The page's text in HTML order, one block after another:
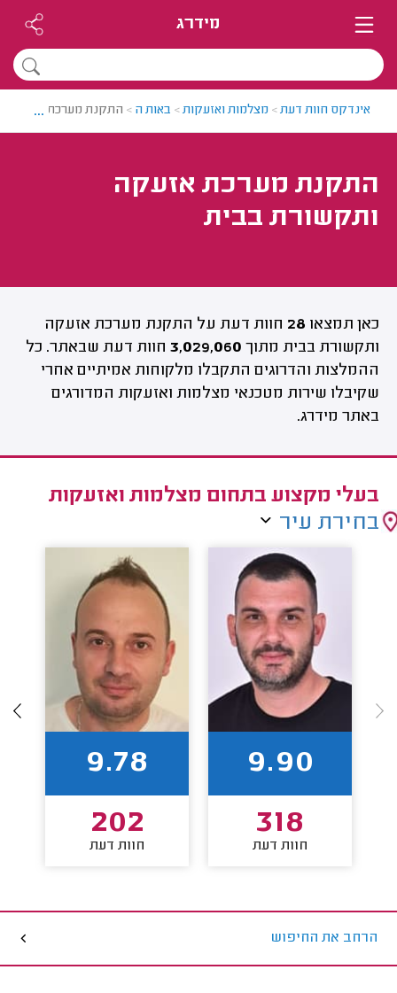
מידרג
אינדקס חוות דעת> מצלמות ואזעקות> באות ה > התקנת מערכת אזעקה
...
התקנת מערכת אזעקה
ותקשורת בבית
כאן תמצאו 28 חוות דעת על התקנת מערכת אזעקה
ותקשורת בבית מתוך 3,029,060 חוות דעת שבאתר. כל
ההמלצות והדרוגים התקבלו מלקוחות אמיתיים אחרי
שקיבלו שירות מטכנאי מצלמות ואזעקות המדורגים
באתר מידרג.
בעלי מקצוע בתחום מצלמות ואזעקות
בחירת עיר
9.90
318
חוות דעת
9.78
202
חוות דעת
הרחב את החיפוש